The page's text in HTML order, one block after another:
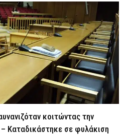
με άφησαν αιμόφυρτο στο
μαχαίρια και σφυριά
21:53
Τι αναφέρει το «Χαμόγελο του
Αλεξανδρούπολη τρεις άνδρες
βρέφος οκτώ ημερών στη ΜΕΘ
κοιτώντας την
Καταδικάστηκε σε φυλάκιση